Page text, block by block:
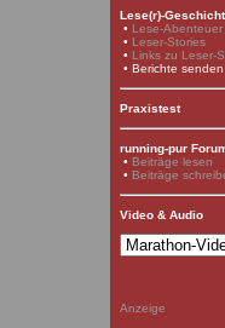
Lese(r)-
• Lese-Abenteuer
• Leser-Stories
• Links zu Leser-
• Berichte senden
Praxistest
running-pur
• Beiträge lesen
• Beiträge
Video & Audio
Anzeige